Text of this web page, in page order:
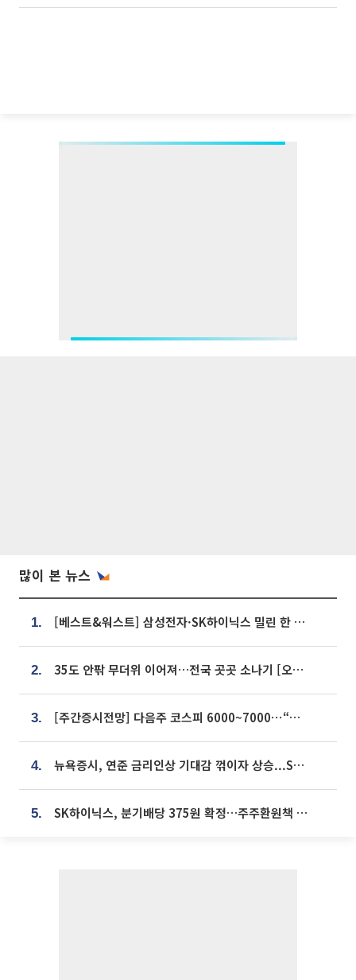
많이 본 뉴스
1. [베스트&워스트] 삼성전자·SK하이닉스 밀린 한 주…상상인증권은 85% 급등
2. 35도 안팎 무더위 이어져…전국 곳곳 소나기 [오늘 날씨]
3. [주간증시전망] 다음주 코스피 6000~7000⋯“外人 수급은 정책이 변수”
4. 뉴욕증시, 연준 금리인상 기대감 꺾이자 상승...S&P500 사상 최고치 [종합]
5. SK하이닉스, 분기배당 375원 확정…주주환원책 9월로 앞당겨 발표